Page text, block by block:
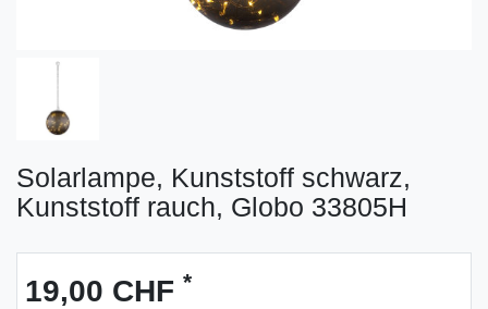
Solarlampe, Kunststoff schwarz,
Kunststoff rauch, Globo 33805H
19,00 CHF *